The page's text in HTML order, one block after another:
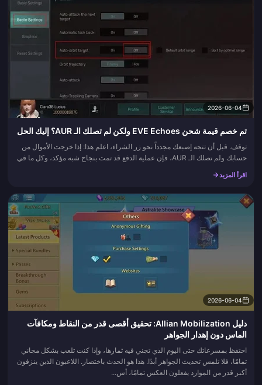
2026-06-04
تم خصم قيمة شحن EVE Echoes ولكن لم تصلك الـ AUR؟ إليك الحل
توقف. قبل أن تتجه إصبعك مجدداً نحو زر الشراء، اعلم هذا: إذا خرجت الأموال من
حسابك ولم تصلك الـ AUR، فإن عملية الدفع قد تمت بنجاح شبه مؤكد، وكل ما في
اقرأ المزيد
2026-06-04
دليل Allian Mobilization: تحقيق أقصى قدر من النقاط ومكافآت
الماس دون إهدار الجواهر
احتفظ بمسرعاتك حتى اليوم الذي تجني فيه ثمارها، وإذا كنت تلعب بشكل مجاني
تمامًا، فلا تلمس تحديث الجواهر أبدًا. هذا هو الحدث باختصار. اللاعبون الذين ينزفون
أكبر قدر من الموارد يفعلون العكس تمامًا، أس...